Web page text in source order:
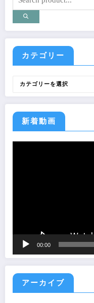
カテゴリー
ゴ
ー
新着動画
00:00
アーカイブ